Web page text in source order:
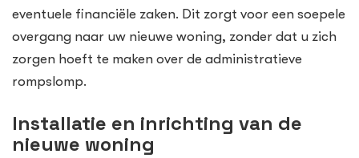
eventuele financiële zaken. Dit zorgt voor een soepele
overgang naar uw nieuwe woning, zonder dat u zich
zorgen hoeft te maken over de administratieve
rompslomp.
Installatie en inrichting van de
nieuwe woning